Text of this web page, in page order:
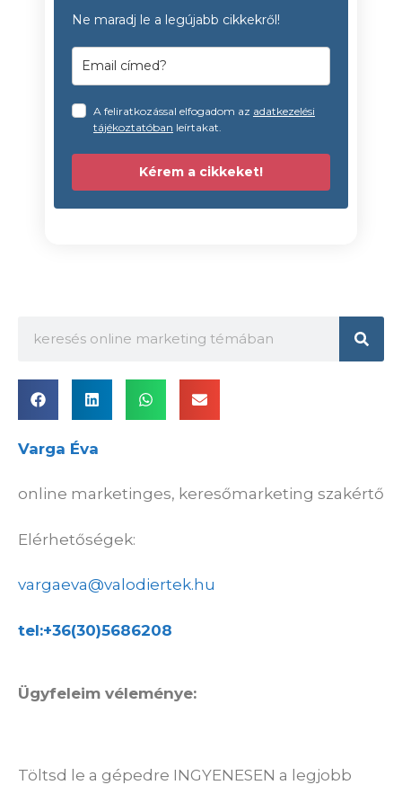
Ne maradj le a legújabb cikkekről!
A feliratkozással elfogadom az adatkezelési
tájékoztatóban leírtakat.
Kérem a cikkeket!
Varga Éva
online marketinges, keresőmarketing szakértő
Elérhetőségek:
vargaeva@valodiertek.hu
tel:+36(30)5686208
Ügyfeleim véleménye:
Töltsd le a gépedre INGYENESEN a legjobb